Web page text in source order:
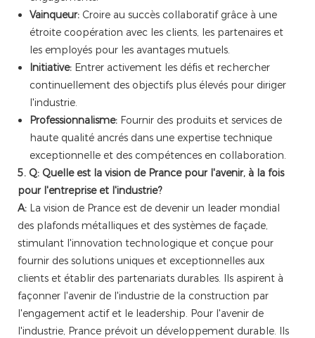
Vainqueur: Croire au succès collaboratif grâce à une
étroite coopération avec les clients, les partenaires et
les employés pour les avantages mutuels.
Initiative: Entrer activement les défis et rechercher
continuellement des objectifs plus élevés pour diriger
l'industrie.
Professionnalisme: Fournir des produits et services de
haute qualité ancrés dans une expertise technique
exceptionnelle et des compétences en collaboration.
5. Q: Quelle est la vision de Prance pour l'avenir, à la fois
pour l'entreprise et l'industrie?
A: La vision de Prance est de devenir un leader mondial
des plafonds métalliques et des systèmes de façade,
stimulant l'innovation technologique et conçue pour
fournir des solutions uniques et exceptionnelles aux
clients et établir des partenariats durables. Ils aspirent à
façonner l'avenir de l'industrie de la construction par
l'engagement actif et le leadership. Pour l'avenir de
l'industrie, Prance prévoit un développement durable. Ils